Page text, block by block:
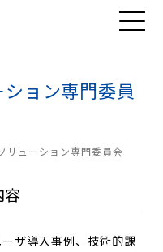
ョン専門委員
リューション専門委員会
容
ザ導入事例、技術的課